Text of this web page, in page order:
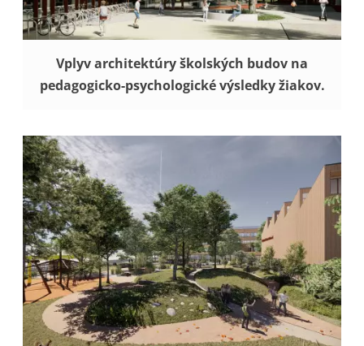
Vplyv architektúry školských budov na
pedagogicko-psychologické výsledky žiakov.